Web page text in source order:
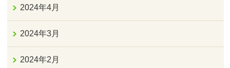
2024年4月
2024年3月
2024年2月